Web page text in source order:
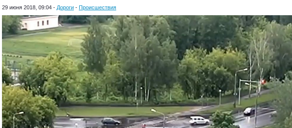
29 июня 2018, 09:04 - Дороги - Происшествия